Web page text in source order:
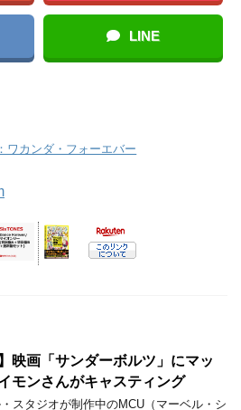
LINE
ワカンダ・フォーエバー
映画「サンダーボルツ」にマッ
モンさんがキャスティング
スタジオが制作中のMCU（マーベル・シ